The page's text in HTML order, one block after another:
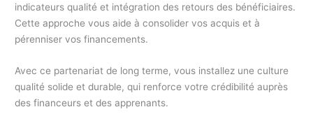
indicateurs qualité et intégration des retours des bénéficiaires.
Cette approche vous aide à consolider vos acquis et à
pérenniser vos financements.
Avec ce partenariat de long terme, vous installez une culture
qualité solide et durable, qui renforce votre crédibilité auprès
des financeurs et des apprenants.